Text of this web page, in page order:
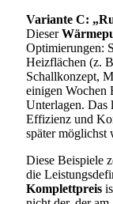
Variante C:
Dieser
Optimierungen:
Heizflächen (z.
Schallkonzept,
einigen Wochen
Unterlagen. Das
Effizienz und
später möglichst
Diese Beispiele
die
Komplettpreis